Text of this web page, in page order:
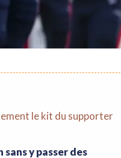
le kit du supporter
y passer des